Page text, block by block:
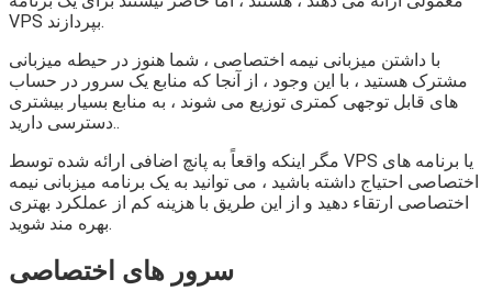
VPS بپردازند.
با داشتن میزبانی نیمه اختصاصی ، شما هنوز در حیطه میزبانی
مشترک هستید ، با این وجود ، از آنجا که منابع یک سرور در حساب
های قابل توجهی کمتری توزیع می شوند ، به منابع بسیار بیشتری
دسترسی دارید..
مگر اینکه واقعاً به پانچ اضافی ارائه شده توسط VPS یا برنامه های
اختصاصی احتیاج داشته باشید ، می توانید به یک برنامه میزبانی نیمه
اختصاصی ارتقاء دهید و از این طریق با هزینه کم از عملکرد بهتری
بهره مند شوید.
سرور های اختصاصی